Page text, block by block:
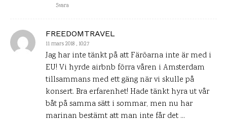
Svara
FREEDOMTRAVEL
11 mars 2018 , 10:27
Jag har inte tänkt på att Färöarna inte är med i
EU! Vi hyrde airbnb förra våren i Amsterdam
tillsammans med ett gäng när vi skulle på
konsert. Bra erfarenhet! Hade tänkt hyra ut vår
båt på samma sätt i sommar, men nu har
marinan bestämt att man inte får det …